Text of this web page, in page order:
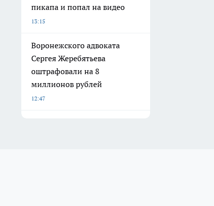
пикапа и попал на видео
13:15
Воронежского адвоката
Сергея Жеребятьева
оштрафовали на 8
миллионов рублей
12:47